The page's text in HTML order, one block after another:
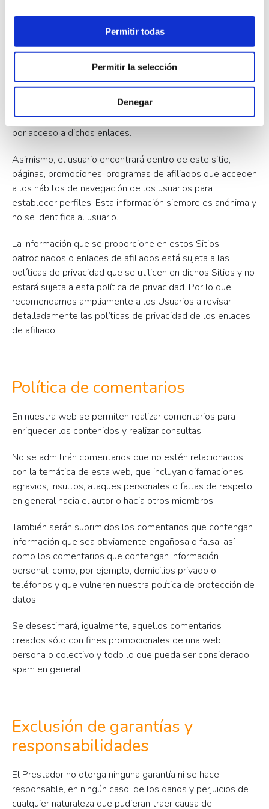
Permitir todas
Permitir la selección
Denegar
Herramientas
El único objeto de los enlaces es proporcionar al Usuario la
posibilidad de acceder a dichos enlaces.
Laura Camazón Lourido no se responsabiliza en ningún
caso de los resultados que puedan derivarse al Usuario
por acceso a dichos enlaces.
Asimismo, el usuario encontrará dentro de este sitio,
páginas, promociones, programas de afiliados que acceden
a los hábitos de navegación de los usuarios para
establecer perfiles. Esta información siempre es anónima y
no se identifica al usuario.
La Información que se proporcione en estos Sitios
patrocinados o enlaces de afiliados está sujeta a las
políticas de privacidad que se utilicen en dichos Sitios y no
estará sujeta a esta política de privacidad. Por lo que
recomendamos ampliamente a los Usuarios a revisar
detalladamente las políticas de privacidad de los enlaces
de afiliado.
Política de comentarios
En nuestra web se permiten realizar comentarios para
enriquecer los contenidos y realizar consultas.
No se admitirán comentarios que no estén relacionados
con la temática de esta web, que incluyan difamaciones,
agravios, insultos, ataques personales o faltas de respeto
en general hacia el autor o hacia otros miembros.
También serán suprimidos los comentarios que contengan
información que sea obviamente engañosa o falsa, así
como los comentarios que contengan información
personal, como, por ejemplo, domicilios privado o
teléfonos y que vulneren nuestra política de protección de
datos.
Se desestimará, igualmente, aquellos comentarios
creados sólo con fines promocionales de una web,
persona o colectivo y todo lo que pueda ser considerado
spam en general.
Exclusión de garantías y
responsabilidades
El Prestador no otorga ninguna garantía ni se hace
responsable, en ningún caso, de los daños y perjuicios de
cualquier naturaleza que pudieran traer causa de: